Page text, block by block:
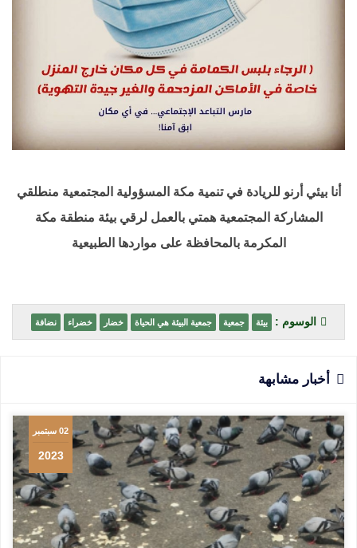
أنا بيئي أرنو للريادة في تنمية مكة المسؤولية المجتمعية منطلقي
المشاركة المجتمعية همتي بالعمل لرقي بيئة منطقة مكة
المكرمة بالمحافظة على مواردها الطبيعية
الوسوم : بيئة جمعية جمعية البيئة هي الحياة خضار خضراء نضافة
أخبار مشابهة
02 سبتمبر
2023